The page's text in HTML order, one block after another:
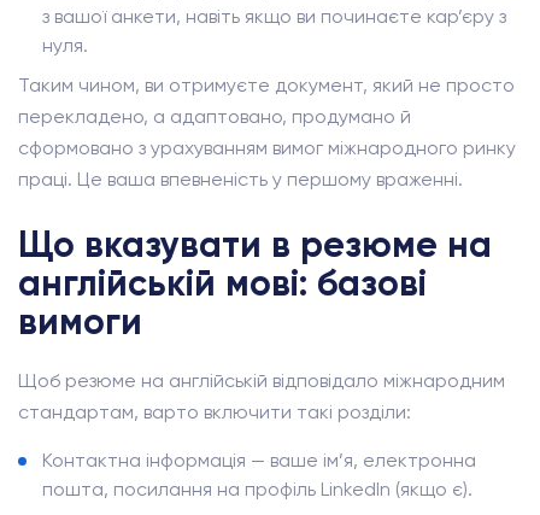
з вашої анкети, навіть якщо ви починаєте кар’єру з
нуля.
Таким чином, ви отримуєте документ, який не просто
перекладено, а адаптовано, продумано й
сформовано з урахуванням вимог міжнародного ринку
праці. Це ваша впевненість у першому враженні.
Що вказувати в резюме на
англійській мові: базові
вимоги
Щоб резюме на англійській відповідало міжнародним
стандартам, варто включити такі розділи:
Контактна інформація — ваше ім’я, електронна
пошта, посилання на профіль LinkedIn (якщо є).